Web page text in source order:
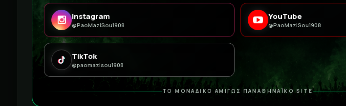
Instagram
@PaoMaziSou1908
YouTube
@PaoMaziSou1908
TikTok
@paomazisou1908
ΤΟ ΜΟΝΑΔΙΚΟ ΑΜΙΓΩΣ ΠΑΝΑΘΗΝΑΪΚΟ SITE